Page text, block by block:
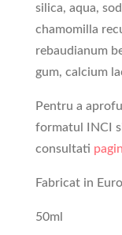
silica, aqua,
chamomilla
rebaudianum
gum, calcium
Pentru a
formatul INCI
consultati
Fabricat in
50ml